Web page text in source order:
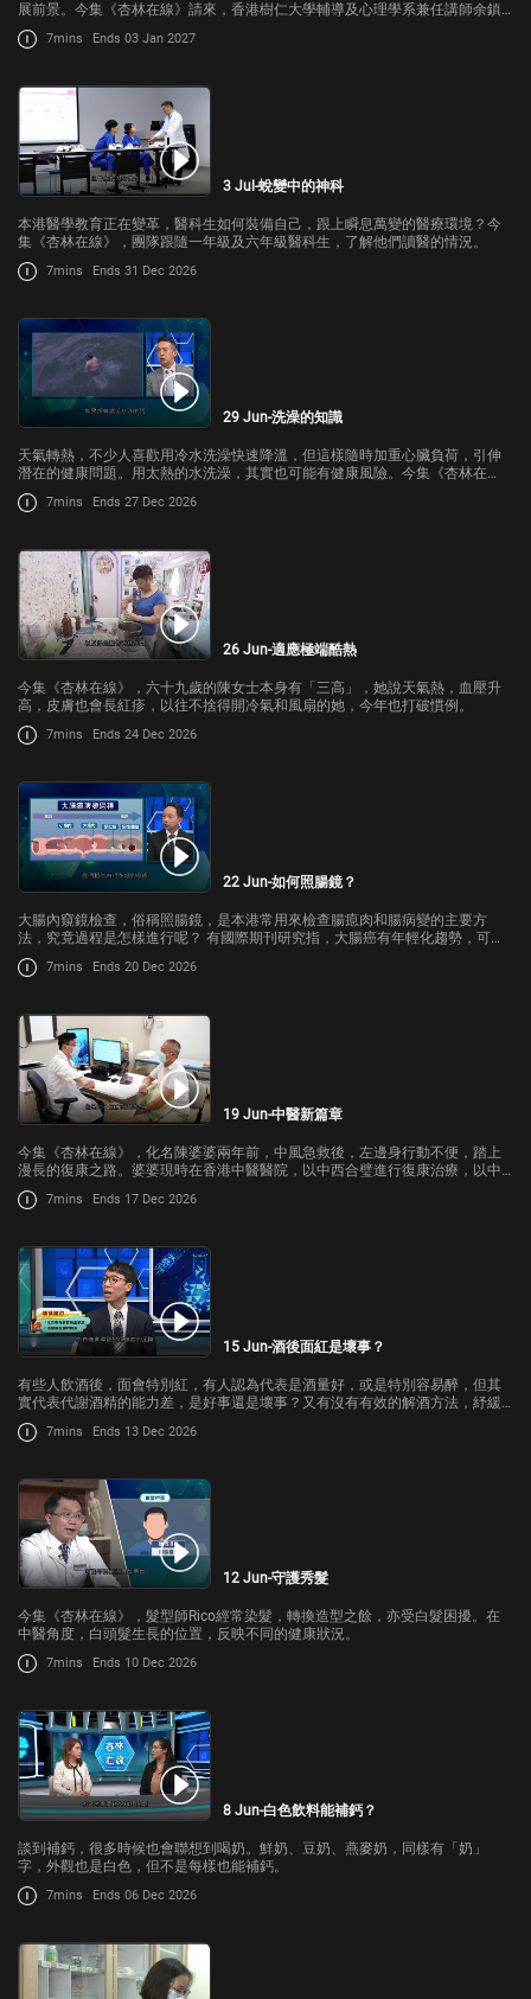
展前景。今集《杏林在線》請來，香港樹仁大學輔導及心理學系兼任講師余鎮
洋，談談應屆考生如何抵住壓力，跨過人生交叉點。
7mins Ends 03 Jan 2027
3 Jul-蛻變中的神科
本港醫學教育正在變革，醫科生如何裝備自己，跟上瞬息萬變的醫療環境？今
集《杏林在線》，團隊跟隨一年級及六年級醫科生，了解他們讀醫的情況。
7mins Ends 31 Dec 2026
29 Jun-洗澡的知識
天氣轉熱，不少人喜歡用冷水洗澡快速降溫，但這樣隨時加重心臟負荷，引伸
潛在的健康問題。用太熱的水洗澡，其實也可能有健康風險。今集《杏林在
線》請來，關心您的心名譽顧問，心臟科專科醫生王泰鴻，跟我們講解有關洗
澡的知識。
7mins Ends 27 Dec 2026
26 Jun-適應極端酷熱
今集《杏林在線》，六十九歲的陳女士本身有「三高」，她說天氣熱，血壓升
高，皮膚也會長紅疹，以往不捨得開冷氣和風扇的她，今年也打破慣例。
7mins Ends 24 Dec 2026
22 Jun-如何照腸鏡？
大腸內窺鏡檢查，俗稱照腸鏡，是本港常用來檢查腸瘜肉和腸病變的主要方
法，究竟過程是怎樣進行呢？ 有國際期刊研究指，大腸癌有年輕化趨勢，可能
跳過瘜肉階段，直接突變成癌細胞，連照腸鏡也難篩查，大眾又要如何預防大
腸癌？今集《杏林在線》請來港大醫學院
7mins Ends 20 Dec 2026
19 Jun-中醫新篇章
今集《杏林在線》，化名陳婆婆兩年前，中風急救後，左邊身行動不便，踏上
漫長的復康之路。婆婆現時在香港中醫醫院，以中西合璧進行復康治療，以中
醫主導，通過特定針灸療法，疏通經絡，緊接同一日做物理治療。
7mins Ends 17 Dec 2026
15 Jun-酒後面紅是壞事？
有些人飲酒後，面會特別紅，有人認為代表是酒量好，或是特別容易醉，但其
實代表代謝酒精的能力差，是好事還是壞事？又有沒有有效的解酒方法，紓緩
不適？今集《杏林在線》，我們請來中大醫學院內科及藥物治療學系臨床助理
教授黎梓滔，跟我們講解。
7mins Ends 13 Dec 2026
12 Jun-守護秀髮
今集《杏林在線》，髮型師Rico經常染髮，轉換造型之餘，亦受白髮困擾。在
中醫角度，白頭髮生長的位置，反映不同的健康狀況。
7mins Ends 10 Dec 2026
8 Jun-白色飲料能補鈣？
談到補鈣，很多時候也會聯想到喝奶。鮮奶、豆奶、燕麥奶，同樣有「奶」
字，外觀也是白色，但不是每樣也能補鈣。
7mins Ends 06 Dec 2026